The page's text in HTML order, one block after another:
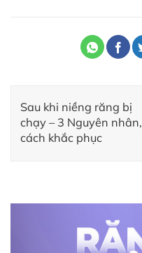
Sau khi niềng răng bị
chạy – 3 Nguyên nhân,
cách khắc phục